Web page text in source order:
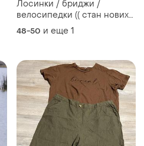
Лосинки / бриджи /
велосипедки (( стан нових
👍
48-50 и еще 1